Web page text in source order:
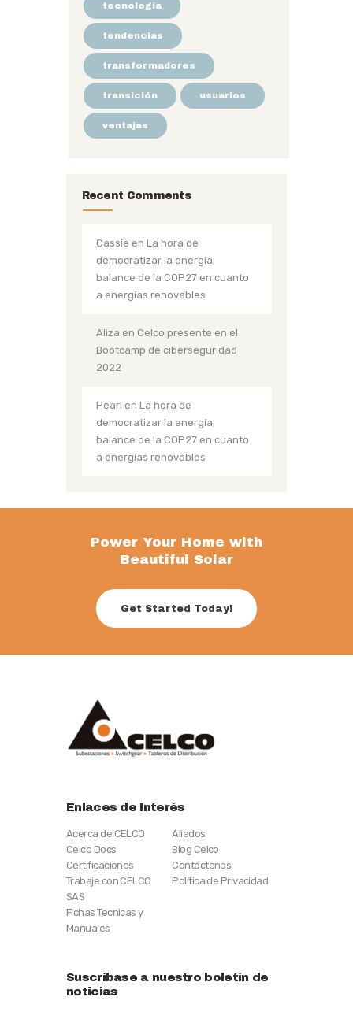
tecnología
tendencias
transformadores
transición usuarios
ventajas
Recent Comments
Cassie enLa hora de
democratizar la energía;
balance de la COP27 en cuanto
a energías renovables
Aliza en Celco presente en el
Bootcamp de ciberseguridad
2022
Pearl enLa hora de
democratizar la energía;
balance de la COP27 en cuanto
a energías renovables
Power Your Home with
Beautiful Solar
Get Started Today!
Enlaces de Interés
Acerca de CELCO
Aliados
Celco Docs
Blog Celco
Certificaciones
Contáctenos
Trabaje con CELCO
SAS
Política de Privacidad
Fichas Tecnicas y
Manuales
Suscríbase a nuestro boletín de
noticias